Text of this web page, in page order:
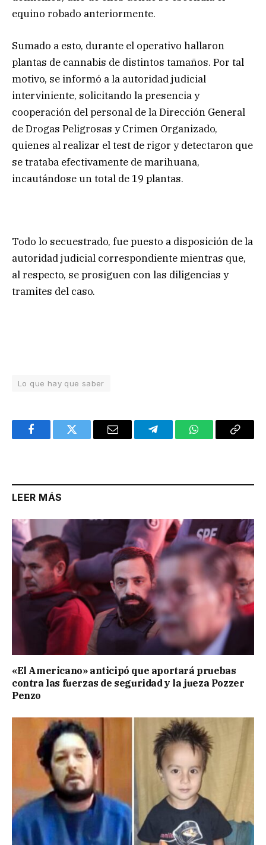
equino robado anteriormente.
Sumado a esto, durante el operativo hallaron
plantas de cannabis de distintos tamaños. Por tal
motivo, se informó a la autoridad judicial
interviniente, solicitando la presencia y
cooperación del personal de la Dirección General
de Drogas Peligrosas y Crimen Organizado,
quienes al realizar el test de rigor y detectaron que
se trataba efectivamente de marihuana,
incautándose un total de 19 plantas.
Todo lo secuestrado, fue puesto a disposición de la
autoridad judicial correspondiente mientras que,
al respecto, se prosiguen con las diligencias y
tramites del caso.
Lo que hay que saber
FacebookTwitter Email TelegramWhatsAppCopy
LEER MÁS
«El Americano» anticipó que aportará pruebas
contra las fuerzas de seguridad y la jueza Pozzer
Penzo